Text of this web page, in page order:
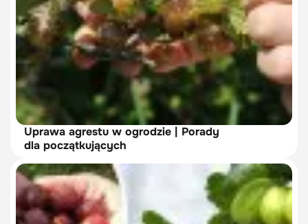
Uprawa agrestu w ogrodzie | Porady
dla początkujących